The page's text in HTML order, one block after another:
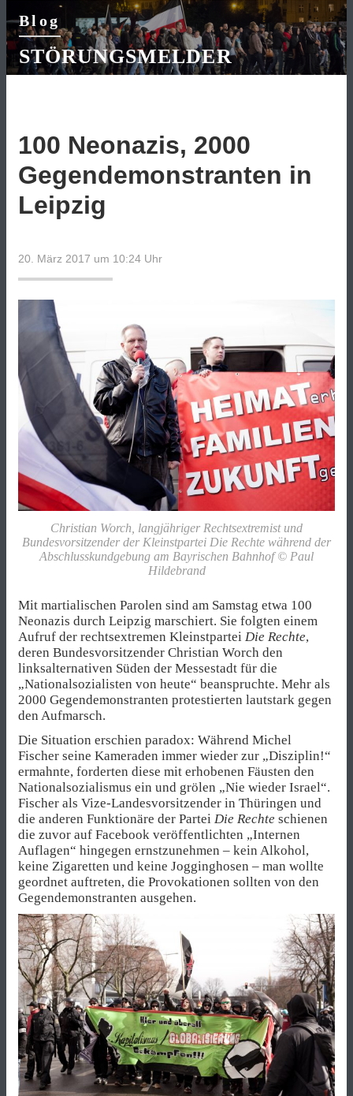
Blog
STÖRUNGSMELDER
100 Neonazis, 2000
Gegendemonstranten in
Leipzig
20. März 2017 um 10:24 Uhr
Christian Worch, langjähriger Rechtsextremist und
Bundesvorsitzender der Kleinstpartei Die Rechte während der
Abschlusskundgebung am Bayrischen Bahnhof © Paul
Hildebrand
Mit martialischen Parolen sind am Samstag etwa 100
Neonazis durch Leipzig marschiert. Sie folgten einem
Aufruf der rechtsextremen Kleinstpartei Die Rechte,
deren Bundesvorsitzender Christian Worch den
linksalternativen Süden der Messestadt für die
„Nationalsozialisten von heute“ beanspruchte. Mehr als
2000 Gegendemonstranten protestierten lautstark gegen
den Aufmarsch.
Die Situation erschien paradox: Während Michel
Fischer seine Kameraden immer wieder zur „Disziplin!“
ermahnte, forderten diese mit erhobenen Fäusten den
Nationalsozialismus ein und grölen „Nie wieder Israel“.
Fischer als Vize-Landesvorsitzender in Thüringen und
die anderen Funktionäre der Partei Die Rechte schienen
die zuvor auf Facebook veröffentlichten „Internen
Auflagen“ hingegen ernstzunehmen – kein Alkohol,
keine Zigaretten und keine Jogginghosen – man wollte
geordnet auftreten, die Provokationen sollten von den
Gegendemonstranten ausgehen.